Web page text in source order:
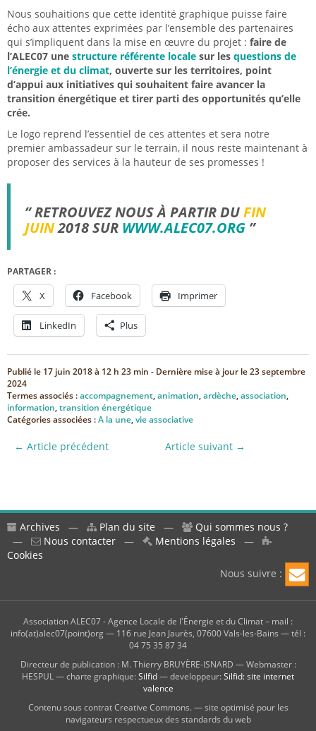
Nous souhaitions que cette identité graphique puisse faire
écho aux attentes exprimées par l’ensemble des partenaires
qui s’impliquent dans la mise en œuvre du projet : faire de
l’ALEC07 une structure référente locale sur les questions de
l’énergie et du climat, ouverte sur les territoires, point
d’appui aux initiatives qui souhaitent faire avancer la
transition énergétique et tirer parti des opportunités qu’elle
crée.
Le logo reprend l’essentiel de ces attentes et sera notre
premier ambassadeur sur le terrain, il nous reste maintenant à
proposer des services à la hauteur de ses promesses !
” RETROUVEZ NOUS À PARTIR DUFIN
JUIN2018 SUR WWW.ALEC07.ORG ”
PARTAGER :
X Facebook Imprimer
LinkedIn Plus
Publié le 17 juin 2018 à 12 h 23 min - Dernière mise à jour le23 septembre
2024
Termes associés :accompagnement,animation,ardèche,association,
information,transition énergétique
Catégories associées :A la une,vie associative
← Article précédent Article suivant →
Archives — Plan du site —
Qui sommes nous ?
—
Nous contacter — Mentions légales —
Cookies
Nous suivre :
Association ALEC07 - Agence Locale de l'Énergie et du Climat – mail :
info(at)alec07(point)org — 116 rue Jean Jaurès, 07600 Vals-les-Bains — tél :
04 75 35 87 34
Directeur de publication : M. Thierry BRUYÈRE-ISNARD — Webmaster :
HESPUL — charte graphique:Silfid— developpeur:Silfid: site internet
valence
Contenu sous contrat Creative Commons. — site optimisé pour les
navigateurs respectueux des standards du web